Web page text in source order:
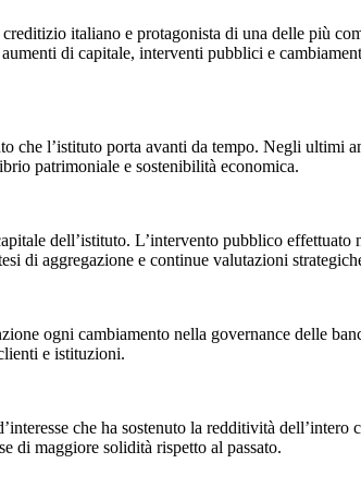
italiano e protagonista di una delle più
di capitale, interventi pubblici e
che l’istituto porta avanti da tempo. Negli ultimi
patrimoniale e sostenibilità economica.
dell’istituto. L’intervento pubblico effettuato
di aggregazione e continue valutazioni
ogni cambiamento nella governance delle
e istituzioni.
che ha sostenuto la redditività dell’intero
di maggiore solidità rispetto al passato.